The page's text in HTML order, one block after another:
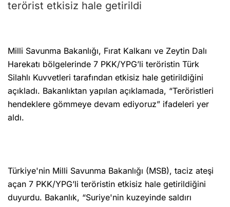
Milli Savunma Bakanlığı, Fırat Kalkanı ve Zeytin Dalı
Harekatı bölgelerinde 7 PKK/YPG’li teröristin Türk
Silahlı Kuvvetleri tarafından etkisiz hale getirildiğini
açıkladı. Bakanlıktan yapılan açıklamada, “Teröristleri
hendeklere gömmeye devam ediyoruz” ifadeleri yer
aldı.
Türkiye'nin Milli Savunma Bakanlığı (MSB), taciz ateşi
açan 7 PKK/YPG’li teröristin etkisiz hale getirildiğini
duyurdu. Bakanlık, “Suriye'nin kuzeyinde saldırı